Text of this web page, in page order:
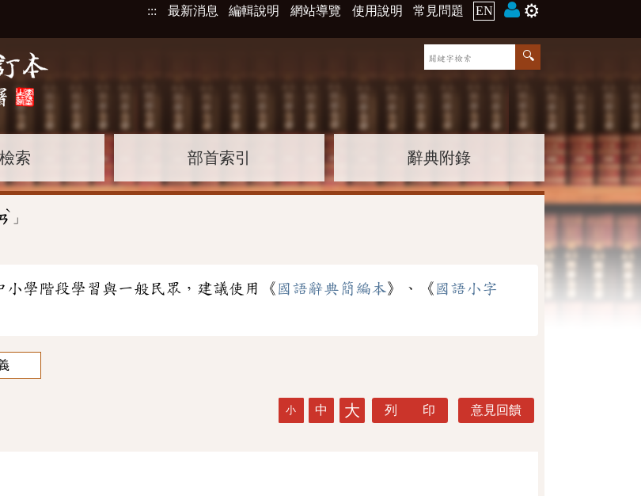
::: 最新消息 編輯說明 網站導覽 使用說明 常見問題 EN ⚙️
索 部首索引 辭典附錄
ˋ
」
小學階段學習與一般民眾，建議使用《 國語辭典簡編本》、《 國語小字
小 中 大 列 印 意見回饋